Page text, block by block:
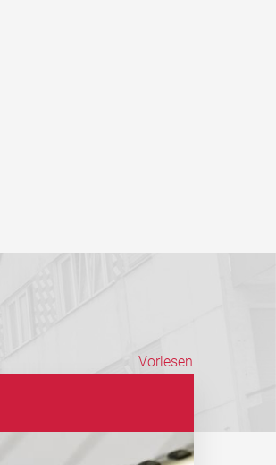
Vorlesen